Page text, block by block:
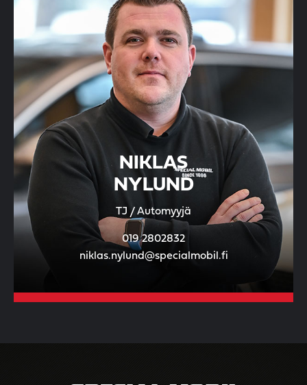
NIKLAS
NYLUND
TJ / Automyyjä
019 2802832
niklas.nylund@specialmobil.fi